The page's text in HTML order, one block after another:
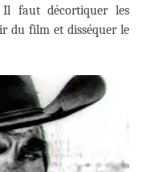
faut décortiquer les
du film et disséquer le